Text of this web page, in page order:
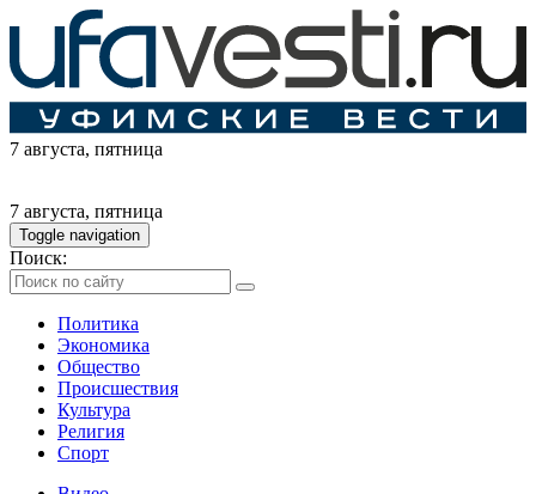
7 августа, пятница
7 августа, пятница
Toggle navigation
Поиск:
Политика
Экономика
Общество
Происшествия
Культура
Религия
Спорт